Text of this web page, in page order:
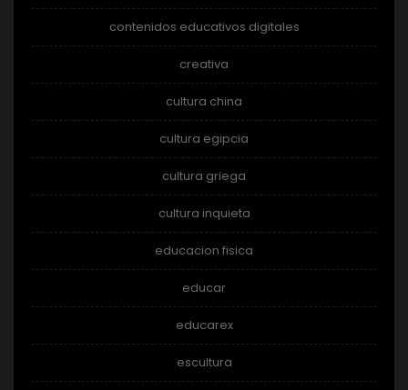
contenidos educativos digitales
creativa
cultura china
cultura egipcia
cultura griega
cultura inquieta
educacion fisica
educar
educarex
escultura